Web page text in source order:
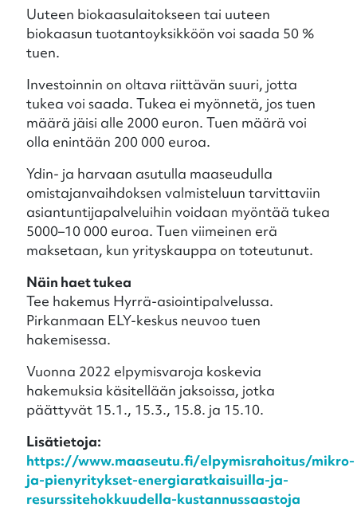
Uuteen biokaasulaitokseen tai uuteen
biokaasun tuotantoyksikköön voi saada 50 %
tuen.
Investoinnin on oltava riittävän suuri, jotta
tukea voi saada. Tukea ei myönnetä, jos tuen
määrä jäisi alle 2000 euron. Tuen määrä voi
olla enintään 200 000 euroa.
Ydin- ja harvaan asutulla maaseudulla
omistajanvaihdoksen valmisteluun tarvittaviin
asiantuntijapalveluihin voidaan myöntää tukea
5000–10 000 euroa. Tuen viimeinen erä
maksetaan, kun yrityskauppa on toteutunut.
Näin haet tukea
Tee hakemus Hyrrä-asiointipalvelussa.
Pirkanmaan ELY-keskus neuvoo tuen
hakemisessa.
Vuonna 2022 elpymisvaroja koskevia
hakemuksia käsitellään jaksoissa, jotka
päättyvät 15.1., 15.3., 15.8. ja 15.10.
Lisätietoja:
https://www.maaseutu.fi/elpymisrahoitus/mikro-
ja-pienyritykset-energiaratkaisuilla-ja-
resurssitehokkuudella-kustannussaastoja